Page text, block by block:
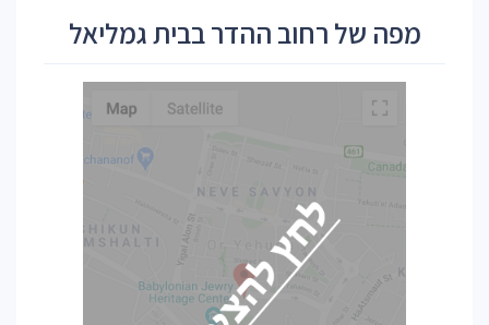
מפה של רחוב ההדר בבית גמליאל